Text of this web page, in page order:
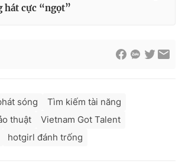
hát cực “ngọt”
sóng
Tìm kiếm tài năng
thuật
Vietnam Got Talent
hotgirl đánh trống